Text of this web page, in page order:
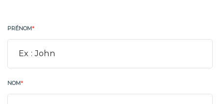
PRÉNOM*
NOM*